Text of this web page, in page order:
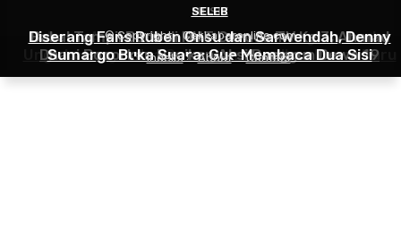
SELEB
Rahasia Asmara Kiesha Alvaro Terbongkar, Pasha
Ungu Larang Putra Sulungnya Kenalkan Pacar Baru
MUSIK
Bakal Tampil Beda di HUT Garuda TV Ke 3, Ahmad
Dhani Bocorkan Racikan Aksi Panggun Dewa 19
SELEB
Diserang Fans Ruben Onsu dan Sarwendah, Denny
Sumargo Buka Suara: Gue Membaca Dua Sisi
© Copyright - Cekkabaronline.com
Indeks
About Contact